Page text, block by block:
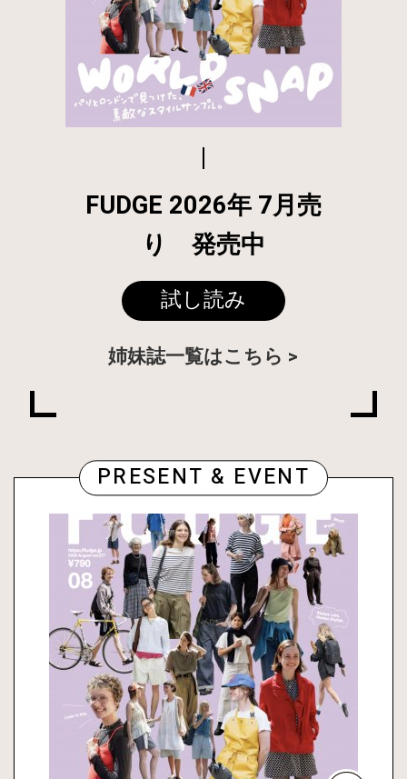
FUDGE 2026年 7月売
り 発売中
試し読み
姉妹誌一覧はこちら
PRESENT & EVENT